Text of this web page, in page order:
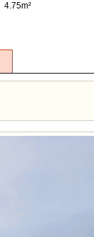
4.75m²